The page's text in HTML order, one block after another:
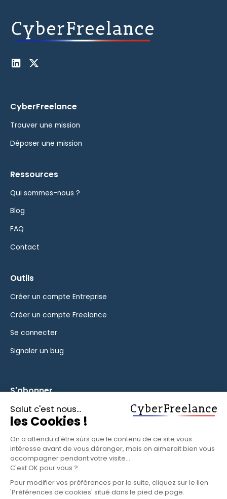
CyberFreelance
Trouver une mission
Déposer une mission
Ressources
Qui sommes-nous ?
Blog
FAQ
Contact
Outils
Créer un compte Entreprise
Créer un compte Freelance
Se connecter
Signaler un bug
S'abonner
Inscrivez-vous à notre newsletter pour rester informé des
fonctionnalités et des nouveautés.
S'ABONNER